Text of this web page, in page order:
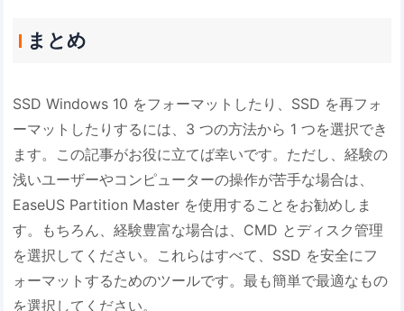
まとめ
SSD Windows 10 をフォーマットしたり、SSD を再フォ
ーマットしたりするには、3 つの方法から 1 つを選択でき
ます。この記事がお役に立てば幸いです。ただし、経験の
浅いユーザーやコンピューターの操作が苦手な場合は、
EaseUS Partition Master を使用することをお勧めしま
す。もちろん、経験豊富な場合は、CMD とディスク管理
を選択してください。これらはすべて、SSD を安全にフ
ォーマットするためのツールです。最も簡単で最適なもの
を選択してください。